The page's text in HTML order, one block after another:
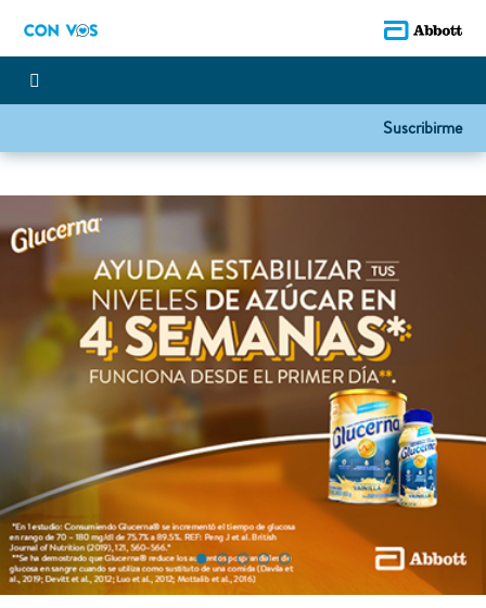
Suscribirme